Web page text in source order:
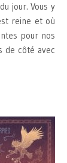
jour. Vous y
reine et où
pour nos
de côté avec